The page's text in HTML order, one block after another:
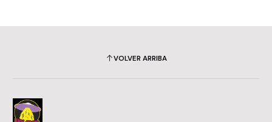
VOLVER ARRIBA